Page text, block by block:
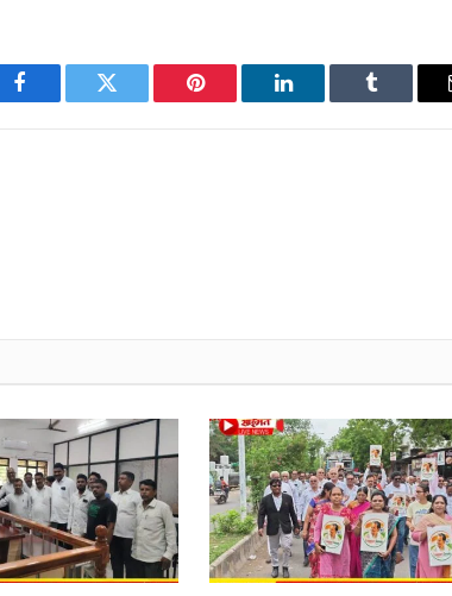
Facebook Twitter Pinterest LinkedIn Tumblr